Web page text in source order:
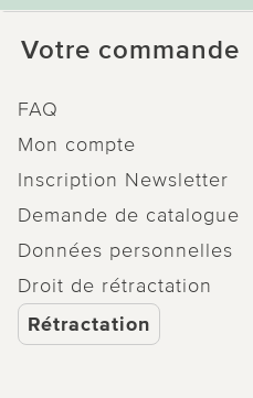
Votre commande
FAQ
Mon compte
Inscription Newsletter
Demande de catalogue
Données personnelles
Droit de rétractation
Rétractation